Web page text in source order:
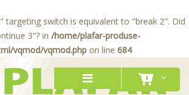
targeting switch is equivalent to "break 2". Did
3"? in /home/plafar-produse-
vqmod/vqmod.php on line 684